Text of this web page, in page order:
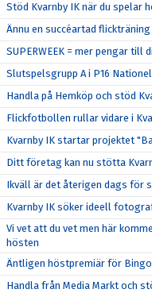
Stöd Kvarnby IK när du spelar
Ännu en succéartad
SUPERWEEK = mer pengar till
Slutspelsgrupp A i P16
Handla på Hemköp och stöd
Flickfotbollen rullar vidare i
Kvarnby IK startar projektet
Ditt företag kan nu stötta
Ikväll är det återigen dags för
Kvarnby IK söker ideell
Vi vet att du vet men här
hösten
Äntligen höstpremiär för
Handla från Media Markt och